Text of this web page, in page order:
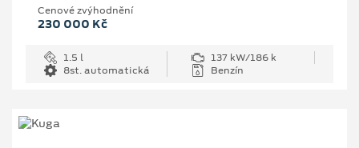
Cenové zvýhodnění
230 000 Kč
1.5 l
137 kW/186 k
8st. automatická
Benzín